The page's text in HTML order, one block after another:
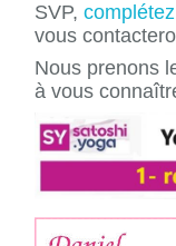
SVP,
vous
Nous prenons
à vous